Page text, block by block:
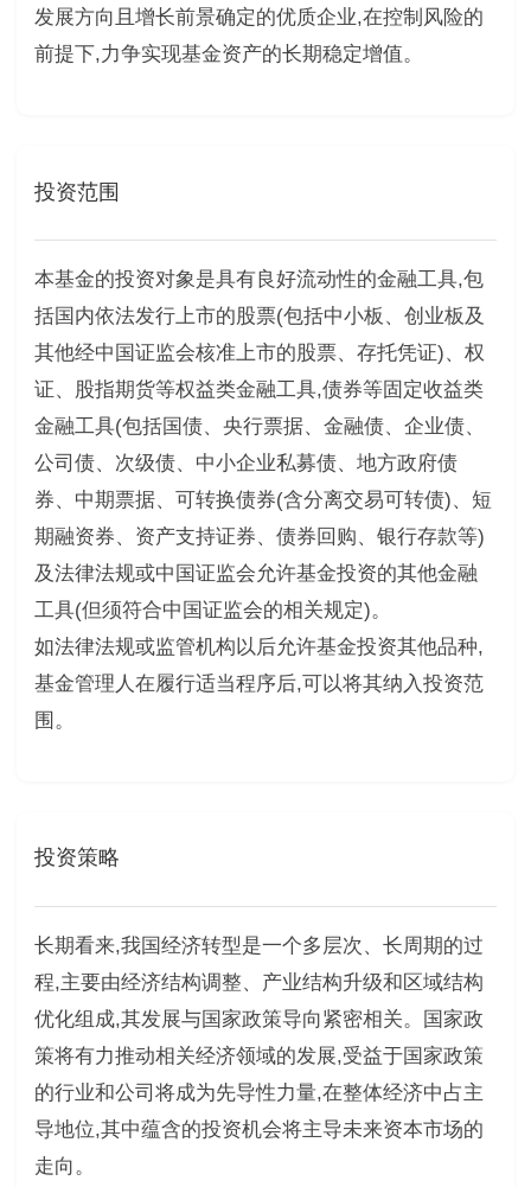
发展方向且增长前景确定的优质企业,在控制风险的
前提下,力争实现基金资产的长期稳定增值。
投资范围
本基金的投资对象是具有良好流动性的金融工具,包
括国内依法发行上市的股票(包括中小板、创业板及
其他经中国证监会核准上市的股票、存托凭证)、权
证、股指期货等权益类金融工具,债券等固定收益类
金融工具(包括国债、央行票据、金融债、企业债、
公司债、次级债、中小企业私募债、地方政府债
券、中期票据、可转换债券(含分离交易可转债)、短
期融资券、资产支持证券、债券回购、银行存款等)
及法律法规或中国证监会允许基金投资的其他金融
工具(但须符合中国证监会的相关规定)。
如法律法规或监管机构以后允许基金投资其他品种,
基金管理人在履行适当程序后,可以将其纳入投资范
围。
投资策略
长期看来,我国经济转型是一个多层次、长周期的过
程,主要由经济结构调整、产业结构升级和区域结构
优化组成,其发展与国家政策导向紧密相关。国家政
策将有力推动相关经济领域的发展,受益于国家政策
的行业和公司将成为先导性力量,在整体经济中占主
导地位,其中蕴含的投资机会将主导未来资本市场的
走向。